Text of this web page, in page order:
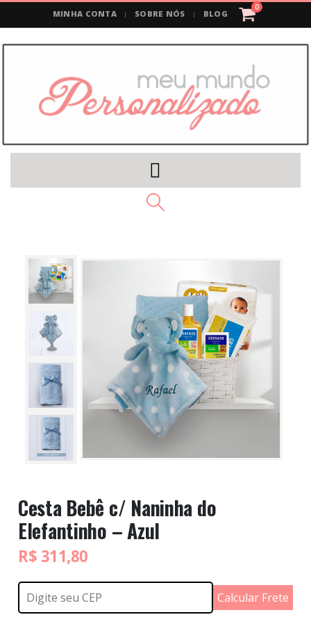
MINHA CONTA SOBRE NÓS BLOG
0
Cesta Bebê c/ Naninha do
Elefantinho – Azul
R$ 311,80
Calcular Frete